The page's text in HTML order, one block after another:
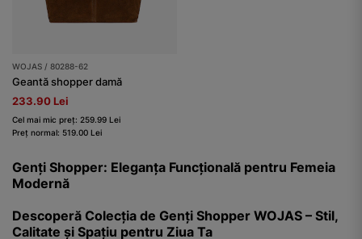
WOJAS / 80288-62
Geantă shopper damă
233.90 Lei
Cel mai mic preț: 259.99 Lei
Preț normal: 519.00 Lei
Genți Shopper: Eleganța Funcțională pentru Femeia
Modernă
Descoperă Colecția de Genți Shopper WOJAS – Stil,
Calitate și Spațiu pentru Ziua Ta